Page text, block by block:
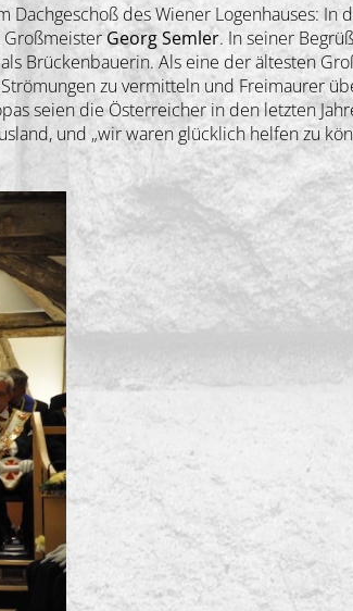
des Wiener Logenhauses: In
GroßmeisterGeorg Semler. In seiner
Brückenbauerin. Als eine der ältesten
zu vermitteln und Freimaurer
seien die Österreicher in den letzten
und „wir waren glücklich helfen zu